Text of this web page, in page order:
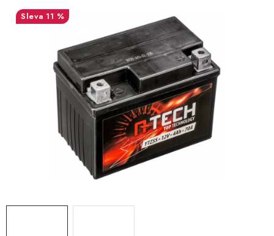
NÁPLNĚ A KAPALINY
NÁHRADNÍ DÍLY
MONTÁŽNÍ SLUŽBY
Kontakt
Reklamace a vrácení zboží
Obchodní podmínky
11 %